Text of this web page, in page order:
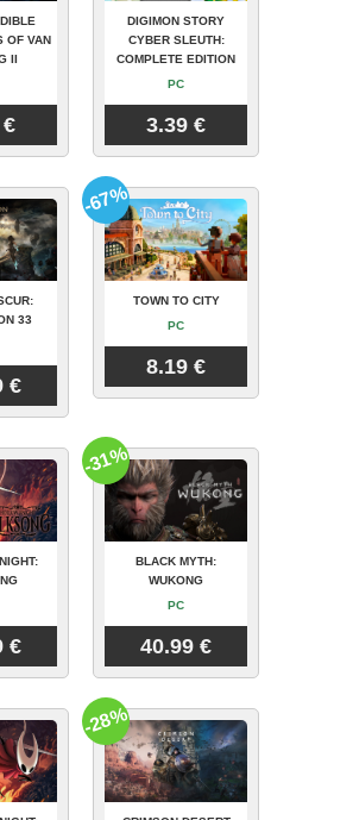
OF VAN
II
DIGIMON STORY
CYBER SLEUTH:
COMPLETE EDITION
PC
3.39 €
33
€
TOWN TO CITY
PC
8.19 €
-67%
€
BLACK MYTH:
WUKONG
PC
40.99 €
-31%
-28%